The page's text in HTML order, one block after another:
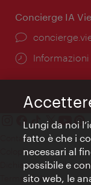
Concierge IA
Ort:
Informazioni
Contatti
Colophon
Dichiarazione sulla
Terms of Use
Lungi da noi
fatto è che i
necessari al
possibile e
sito web, le